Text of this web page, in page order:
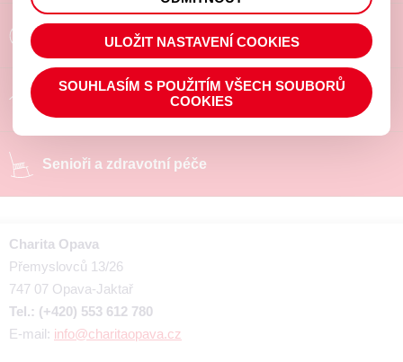
Poradíme a pomůžeme
Chráněné pracoviště
Senioři a zdravotní péče
Charita Opava
Přemyslovců 13/26
747 07 Opava-Jaktař
Tel.: (+420) 553 612 780
E-mail: info@charitaopava.cz
prohlížené zboží apod.
ULOŽIT NASTAVENÍ COOKIES
SOUHLASÍM S POUŽITÍM VŠECH SOUBORŮ
COOKIES